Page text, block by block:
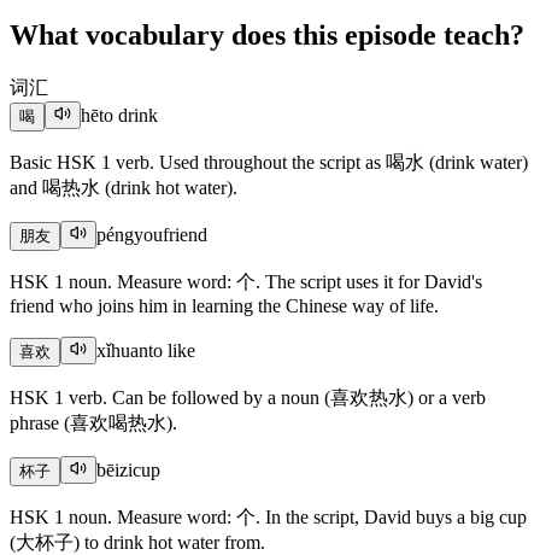
What vocabulary does this episode teach?
词汇
喝 hēto drink
Basic HSK 1 verb. Used throughout the script as 喝水 (drink water)
and 喝热水 (drink hot water).
朋友 péngyoufriend
HSK 1 noun. Measure word: 个. The script uses it for David's
friend who joins him in learning the Chinese way of life.
喜欢 xǐhuanto like
HSK 1 verb. Can be followed by a noun (喜欢热水) or a verb
phrase (喜欢喝热水).
杯子 bēizicup
HSK 1 noun. Measure word: 个. In the script, David buys a big cup
(大杯子) to drink hot water from.